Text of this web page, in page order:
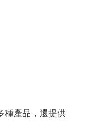
種產品，還提供